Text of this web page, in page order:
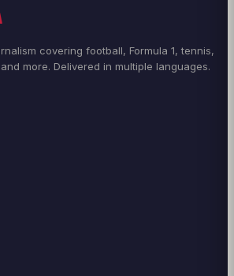
covering football, Formula 1, tennis,
more. Delivered in multiple languages.